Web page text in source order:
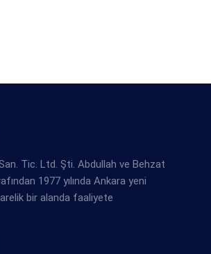
Tic. Ltd. Şti. Abdullah ve Behzat
1977 yılında Ankara yeni
bir alanda faaliyete